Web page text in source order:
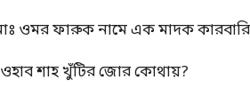
ওমর ফারুক নামে এক মাদক
ওহাব শাহ খুঁটির জোর কোথায়?